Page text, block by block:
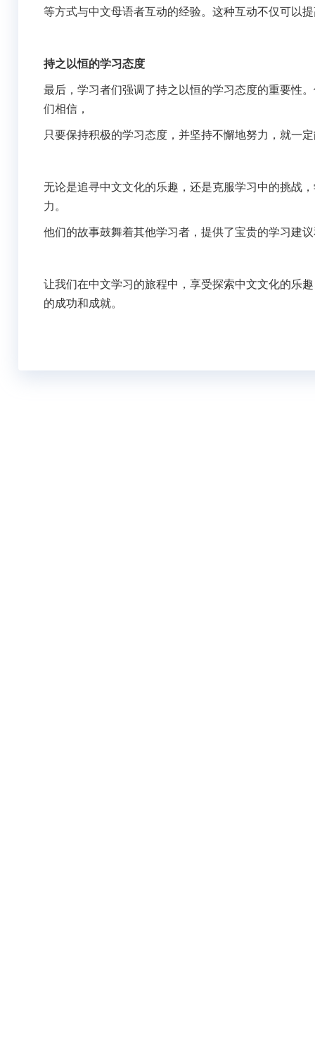
等方式与中文母语者互动的经验。这种互动不仅可以
持之以恒的学习态度
最后，学习者们强调了持之以恒的学习态度的重要性
们相信，
只要保持积极的学习态度，并坚持不懈地努力，就一
无论是追寻中文文化的乐趣，还是克服学习中的挑战
力。
他们的故事鼓舞着其他学习者，提供了宝贵的学习建
让我们在中文学习的旅程中，享受探索中文文化的乐
的成功和成就。